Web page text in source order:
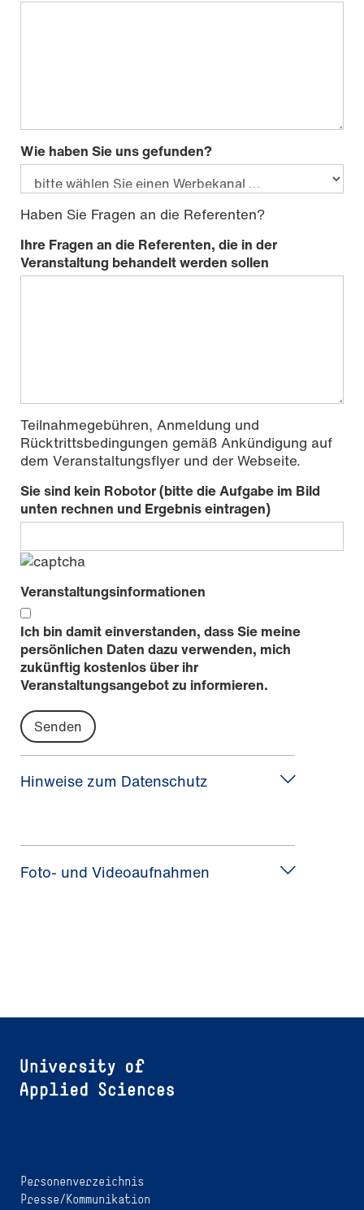
Wie haben Sie uns gefunden?
Haben Sie Fragen an die Referenten?
Ihre Fragen an die Referenten, die in der
Veranstaltung behandelt werden sollen
Teilnahmegebühren, Anmeldung und
Rücktrittsbedingungen gemäß Ankündigung auf
dem Veranstaltungsflyer und der Webseite.
Sie sind kein Robotor (bitte die Aufgabe im Bild
unten rechnen und Ergebnis eintragen)
Veranstaltungsinformationen
Ich bin damit einverstanden, dass Sie meine
persönlichen Daten dazu verwenden, mich
zukünftig kostenlos über ihr
Veranstaltungsangebot zu informieren.
Hinweise zum Datenschutz
Foto- und Videoaufnahmen
Personenverzeichnis
Presse/Kommunikation